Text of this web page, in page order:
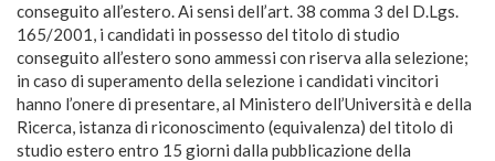
conseguito all’estero. Ai sensi dell’art. 38 comma 3 del D.Lgs.
165/2001, i candidati in possesso del titolo di studio
conseguito all’estero sono ammessi con riserva alla selezione;
in caso di superamento della selezione i candidati vincitori
hanno l’onere di presentare, al Ministero dell’Università e della
Ricerca, istanza di riconoscimento (equivalenza) del titolo di
studio estero entro 15 giorni dalla pubblicazione della